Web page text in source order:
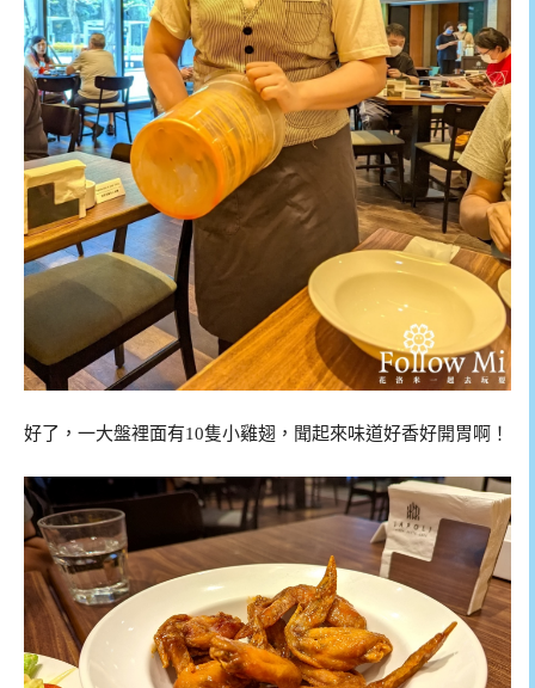
好了，一大盤裡面有10隻小雞翅，聞起來味道好香好開胃啊！